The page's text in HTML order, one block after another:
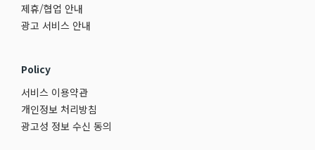
제휴/협업 안내
광고 서비스 안내
Policy
서비스 이용약관
개인정보 처리방침
광고성 정보 수신 동의